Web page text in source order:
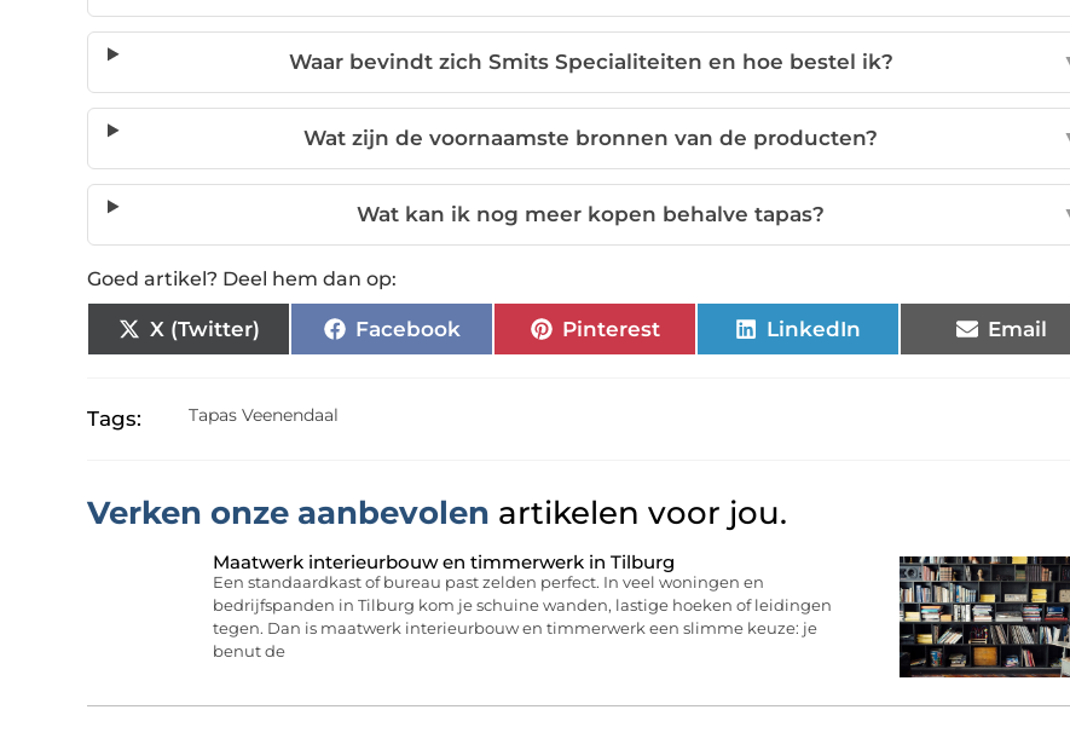
Waar bevindt zich Smits Specialiteiten en hoe bestel ik?
Wat zijn de voornaamste bronnen van de producten?
Wat kan ik nog meer kopen behalve tapas?
Goed artikel? Deel hem dan op:
X (Twitter) Facebook Pinterest LinkedIn Email
Tags: Tapas Veenendaal
Verken onze aanbevolen artikelen voor jou.
Maatwerk interieurbouw en timmerwerk in Tilburg
Een standaardkast of bureau past zelden perfect. In veel woningen en
bedrijfspanden in Tilburg kom je schuine wanden, lastige hoeken of leidingen
tegen. Dan is maatwerk interieurbouw en timmerwerk een slimme keuze: je
benut de